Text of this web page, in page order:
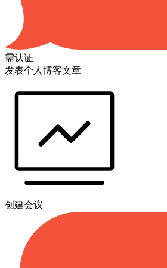
需认证
发表个人博客文章
创建会议